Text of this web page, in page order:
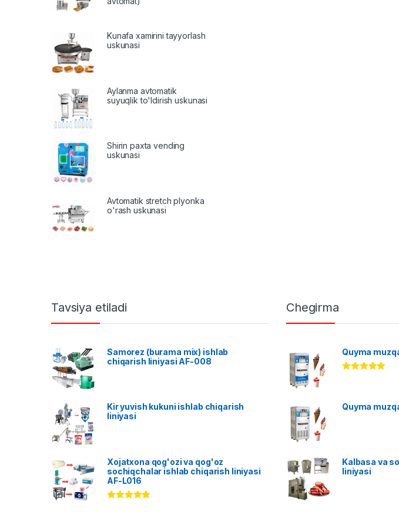
Kunafa xamirini tayyorlash
uskunasi
Aylanma avtomatik
suyuqlik to'ldirish uskunasi
Shirin paxta vending
uskunasi
Avtomatik stretch plyonka
o'rash uskunasi
Tavsiya etiladi
Samorez (burama mix) ishlab
chiqarish liniyasi AF-008
Kir yuvish kukuni ishlab chiqarish
liniyasi
Xojatxona qog'ozi va qog'oz
sochiqchalar ishlab chiqarish liniyasi
AF-L016
Chegirma
Quyma
Quyma
Kalbasa va
liniyasi